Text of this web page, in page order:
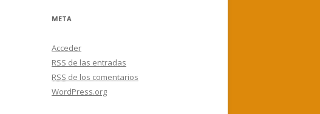
META
Acceder
RSS de las entradas
RSS de los comentarios
WordPress.org